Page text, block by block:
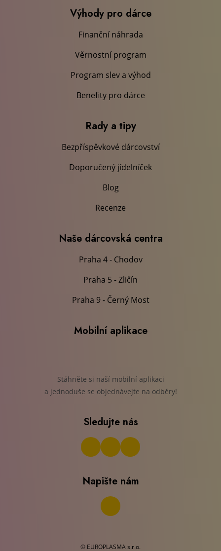
Výhody pro dárce
Finanční náhrada
Věrnostní program
Program slev a výhod
Benefity pro dárce
Rady a tipy
Bezpříspěvkové dárcovství
Doporučený jídelníček
Blog
Recenze
Naše dárcovská centra
Praha 4 - Chodov
Praha 5 - Zličín
Praha 9 - Černý Most
Mobilní aplikace
Stáhněte si naší mobilní aplikaci
a jednoduše se objednávejte na odběry!
Sledujte nás
Napište nám
© EUROPLASMA s.r.o.